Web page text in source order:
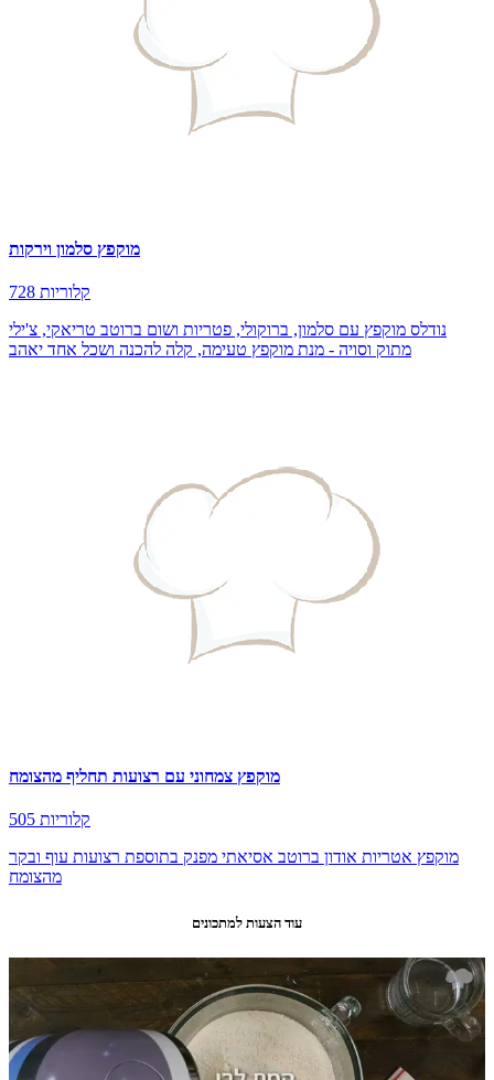
מוקפץ סלמון וירקות
728 קלוריות
נודלס מוקפץ עם סלמון, ברוקולי, פטריות ושום ברוטב טריאקי, צ'ילי
מתוק וסויה - מנת מוקפץ טעימה, קלה להכנה ושכל אחד יאהב
מוקפץ צמחוני עם רצועות תחליף מהצומח
505 קלוריות
מוקפץ אטריות אודון ברוטב אסיאתי מפנק בתוספת רצועות עוף ובקר
מהצומח
עוד הצעות למתכונים